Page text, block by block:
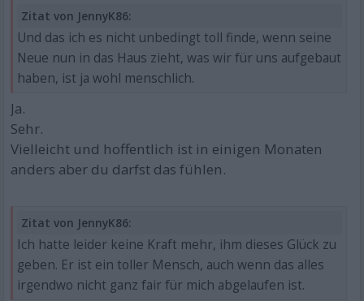
Zitat von JennyK86:
Und das ich es nicht unbedingt toll finde, wenn seine
Neue nun in das Haus zieht, was wir für uns aufgebaut
haben, ist ja wohl menschlich.
Ja.
Sehr.
Vielleicht und hoffentlich ist in einigen Monaten
anders aber du darfst das fühlen.
Zitat von JennyK86:
Ich hatte leider keine Kraft mehr, ihm dieses Glück zu
geben. Er ist ein toller Mensch, auch wenn das alles
irgendwo nicht ganz fair für mich abgelaufen ist.